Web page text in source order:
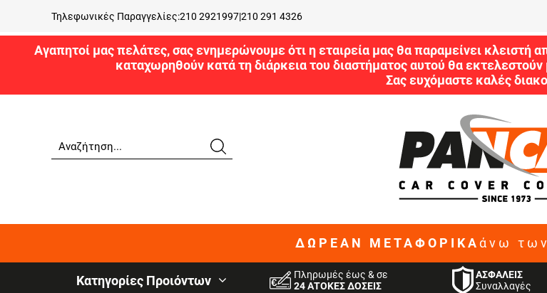
Τηλεφωνικές Παραγγελίες:210 2921997|210 291 4326
Αγαπητοί μας πελάτες, σας ενημερώνουμε ότι η εταιρεία μας θα παραμείνει
καταχωρηθούν κατά τη διάρκεια του διαστήματος αυτού θα
Σας ευχόμαστε καλές
ΔΩΡΕΑΝ ΜΕΤΑΦΟΡΙΚΑ άνω
Κατηγορίες Προιόντων
Πληρωμές έως & σε
24 ΑΤΟΚΕΣ ΔΟΣΕΙΣ
ΑΣΦΑΛΕΙΣ
Συναλλαγές